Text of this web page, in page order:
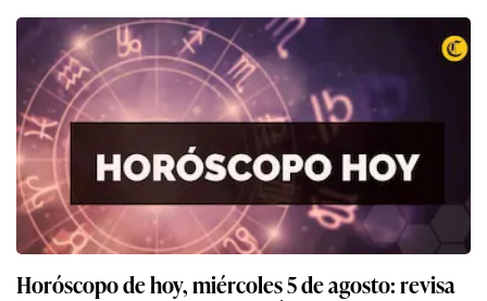
Horóscopo de hoy, miércoles 5 de agosto: revisa